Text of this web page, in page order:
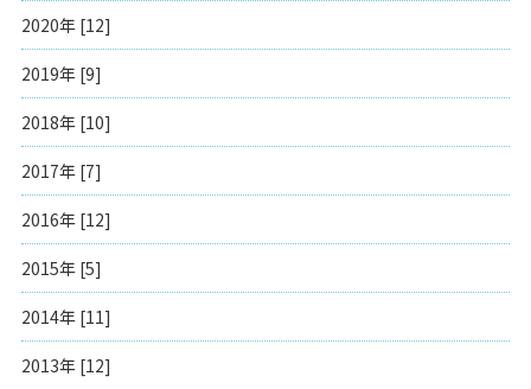
2020年 [12]
2019年 [9]
2018年 [10]
2017年 [7]
2016年 [12]
2015年 [5]
2014年 [11]
2013年 [12]